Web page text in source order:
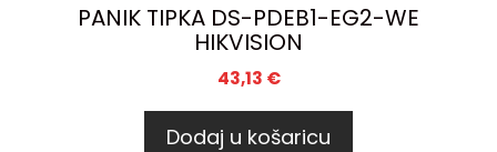
PANIK TIPKA DS-PDEB1-EG2-WE
HIKVISION
43,13 €
Dodaj u košaricu